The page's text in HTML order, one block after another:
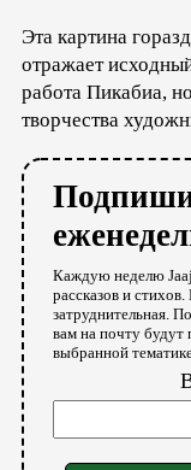
Эта картина
отражает
работа Пикабиа,
творчества
Каждую неделю
рассказов и
затруднительная.
вам на почту будут
выбранной